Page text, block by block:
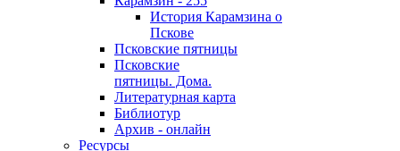
История Карамзина о
Пскове
Псковские пятницы
Псковские
пятницы. Дома.
Литературная карта
Библиотур
Архив - онлайн
Ресурсы